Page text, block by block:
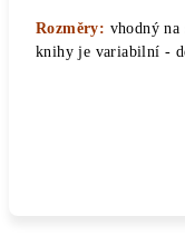
Rozměry: vhodný na
knihy je variabilní -